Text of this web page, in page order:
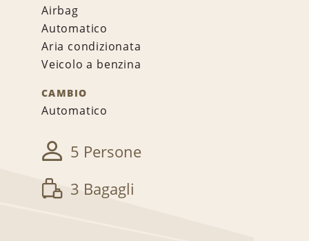
Airbag
Automatico
Aria condizionata
Veicolo a benzina
CAMBIO
Automatico
5 Persone
3 Bagagli